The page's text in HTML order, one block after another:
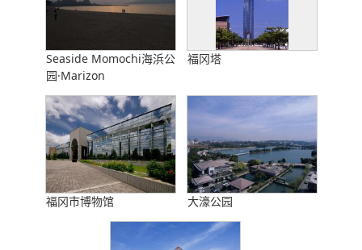
Seaside Momochi海浜公
园·Marizon
福冈塔
福冈市博物馆 大濠公园